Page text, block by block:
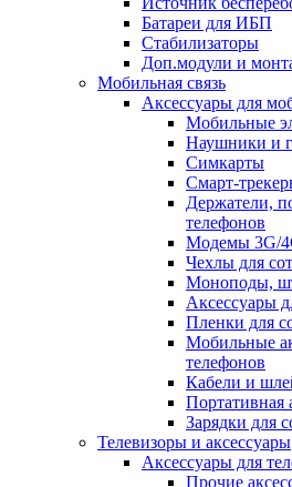
Батареи для ИБП
Стабилизаторы
Доп.модули и
Мобильная связь
Аксессуары для
Мобильные
Наушники и
Симкарты
Смарт-
Держатели,
телефонов
Модемы 3G/
Чехлы для
Моноподы,
Аксессуары
Пленки для
Мобильные
телефонов
Кабели и
Портативная
Зарядки для
Телевизоры и аксессуары
Аксессуары для
Прочие